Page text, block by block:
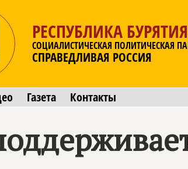
РЕСПУБЛИКА БУРЯТИЯ
СОЦИАЛИСТИЧЕСКАЯ ПОЛИТИЧЕСКАЯ
СПРАВЕДЛИВАЯ РОССИЯ
Газета Контакты